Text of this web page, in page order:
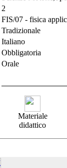
2
FIS/07 - fisica
Tradizionale
Italiano
Obbligatoria
Orale
Materiale
didattico